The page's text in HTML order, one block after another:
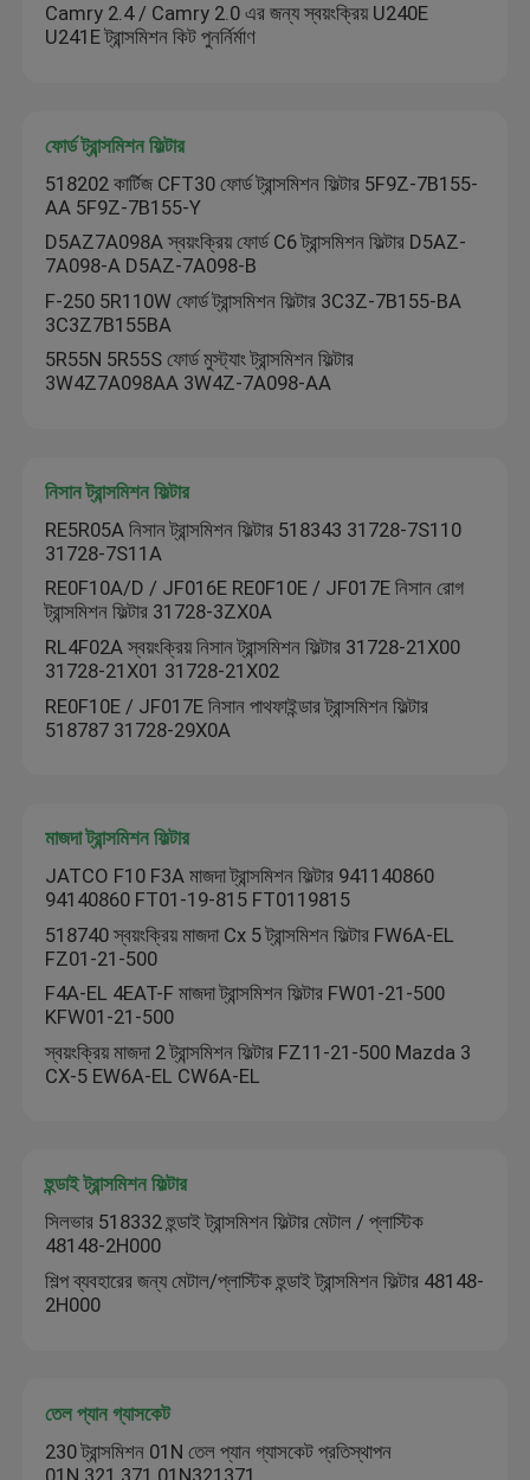
বাড়ি
পণ্য
কারখানা ভ্রমণ
মান নিয়ন্ত্রণ
যোগাযোগ করুন
খবর
হোন্ডা ট্রান্সমিশন ফ্লুইড ফিল্টার
ইঞ্জিন তেল প্যান
স্বয়ংক্রিয় ট্রান্সমিশন ওভারহল কিট
ফোর্ড ট্রান্সমিশন ফিল্টার
নিসান ট্রান্সমিশন ফিল্টার
হুন্ডাই ট্রান্সমিশন ফিল্টার
Camry 2.4 / Camry 2.0 এর জন্য স্বয়ংক্রিয় U240E
U241E ট্রান্সমিশন কিট পুনর্নির্মাণ
ফোর্ড ট্রান্সমিশন ফিল্টার
518202 কার্টিজ CFT30 ফোর্ড ট্রান্সমিশন ফিল্টার 5F9Z-7B155-
AA 5F9Z-7B155-Y
D5AZ7A098A স্বয়ংক্রিয় ফোর্ড C6 ট্রান্সমিশন ফিল্টার D5AZ-
7A098-A D5AZ-7A098-B
F-250 5R110W ফোর্ড ট্রান্সমিশন ফিল্টার 3C3Z-7B155-BA
3C3Z7B155BA
5R55N 5R55S ফোর্ড মুস্ট্যাং ট্রান্সমিশন ফিল্টার
3W4Z7A098AA 3W4Z-7A098-AA
নিসান ট্রান্সমিশন ফিল্টার
RE5R05A নিসান ট্রান্সমিশন ফিল্টার 518343 31728-7S110
31728-7S11A
RE0F10A/D / JF016E RE0F10E / JF017E নিসান রোগ
ট্রান্সমিশন ফিল্টার 31728-3ZX0A
RL4F02A স্বয়ংক্রিয় নিসান ট্রান্সমিশন ফিল্টার 31728-21X00
31728-21X01 31728-21X02
RE0F10E / JF017E নিসান পাথফাইন্ডার ট্রান্সমিশন ফিল্টার
518787 31728-29X0A
মাজদা ট্রান্সমিশন ফিল্টার
JATCO F10 F3A মাজদা ট্রান্সমিশন ফিল্টার 941140860
94140860 FT01-19-815 FT0119815
518740 স্বয়ংক্রিয় মাজদা Cx 5 ট্রান্সমিশন ফিল্টার FW6A-EL
FZ01-21-500
F4A-EL 4EAT-F মাজদা ট্রান্সমিশন ফিল্টার FW01-21-500
KFW01-21-500
স্বয়ংক্রিয় মাজদা 2 ট্রান্সমিশন ফিল্টার FZ11-21-500 Mazda 3
CX-5 EW6A-EL CW6A-EL
হুন্ডাই ট্রান্সমিশন ফিল্টার
সিলভার 518332 হুন্ডাই ট্রান্সমিশন ফিল্টার মেটাল / প্লাস্টিক
48148-2H000
শিল্প ব্যবহারের জন্য মেটাল/প্লাস্টিক হুন্ডাই ট্রান্সমিশন ফিল্টার 48148-
2H000
তেল প্যান গ্যাসকেট
230 ট্রান্সমিশন 01N তেল প্যান গ্যাসকেট প্রতিস্থাপন
01N.321.371 01N321371